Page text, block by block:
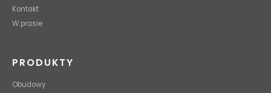
Kontakt
W prasie
PRODUKTY
Obudowy